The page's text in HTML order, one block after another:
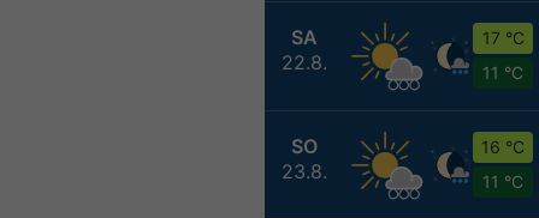
SA
22.8.
17 °C
11 °C
SO
23.8.
16 °C
11 °C